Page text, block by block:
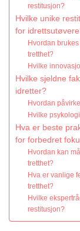
restitusjon?
Hvilke unike
for
Hvordan
tretthet?
Hvilke
Hvilke sjeldne
idretter?
Hvordan
Hvilke
Hva er beste
for forbedret
Hvordan kan
tretthet?
Hva er vanlige
tretthet?
Hvilke
restitusjon?